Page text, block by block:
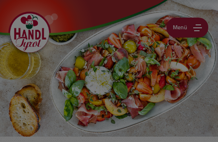
Menü